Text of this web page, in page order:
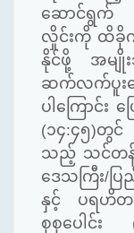
ဆောင်ရွက်
လှိုင်းကို ထိခိုက်
နိုင်ဖို့ အမျိုး
ဆက်လက်ပူးပေ
ပါကြောင်း
(၁၄:၄၅)တွင်
သည့် သင်တန်း
ဒေသကြီး/ ပ
နှင့် ပရဟိတ
စုစုပေါင်း